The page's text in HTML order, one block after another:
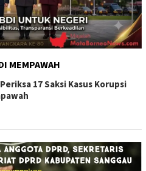
MEMPAWAH
17 Saksi Kasus Korupsi